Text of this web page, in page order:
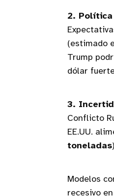
2.
(estimado
Trump
dólar
3.
Conflicto
EE.UU.
toneladas
Modelos
recesivo